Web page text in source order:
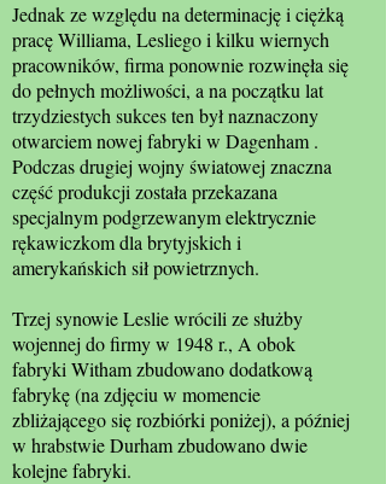
Jednak ze względu na determinację i ciężką
pracę Williama, Lesliego i kilku wiernych
pracowników, firma ponownie rozwinęła się
do pełnych możliwości, a na początku lat
trzydziestych sukces ten był naznaczony
otwarciem nowej fabryki w Dagenham .
Podczas drugiej wojny światowej znaczna
część produkcji została przekazana
specjalnym podgrzewanym elektrycznie
rękawiczkom dla brytyjskich i
amerykańskich sił powietrznych.
Trzej synowie Leslie wrócili ze służby
wojennej do firmy w 1948 r., A obok
fabryki Witham zbudowano dodatkową
fabrykę (na zdjęciu w momencie
zbliżającego się rozbiórki poniżej), a później
w hrabstwie Durham zbudowano dwie
kolejne fabryki.